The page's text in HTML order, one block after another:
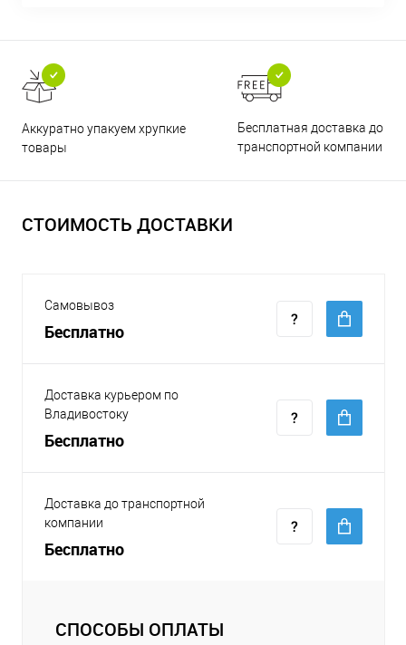
Аккуратно упакуем хрупкие
товары
Бесплатная доставка до
транспортной компании
СТОИМОСТЬ ДОСТАВКИ
Самовывоз
Бесплатно
Доставка курьером по
Владивостоку
Бесплатно
Доставка до транспортной
компании
Бесплатно
СПОСОБЫ ОПЛАТЫ